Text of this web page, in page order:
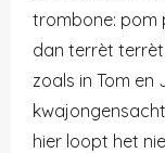
trombone: pom
dan terrèt
zoals in Tom en
hier loopt het